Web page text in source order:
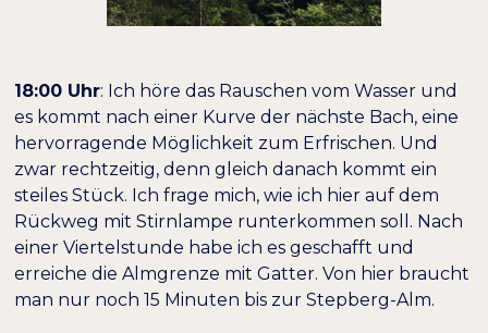
18:00 Uhr: Ich höre das Rauschen vom Wasser und
es kommt nach einer Kurve der nächste Bach, eine
hervorragende Möglichkeit zum Erfrischen. Und
zwar rechtzeitig, denn gleich danach kommt ein
steiles Stück. Ich frage mich, wie ich hier auf dem
Rückweg mit Stirnlampe runterkommen soll. Nach
einer Viertelstunde habe ich es geschafft und
erreiche die Almgrenze mit Gatter. Von hier braucht
man nur noch 15 Minuten bis zur Stepberg-Alm.